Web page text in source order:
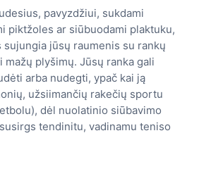
pavyzdžiui, sukdami
piktžoles ar siūbuodami plaktuku,
jūsų raumenis su rankų
mažų plyšimų. Jūsų ranka gali
arba nudegti, ypač kai ją
užsiimančių rakečių sportu
dėl nuolatinio siūbavimo
tendinitu, vadinamu teniso